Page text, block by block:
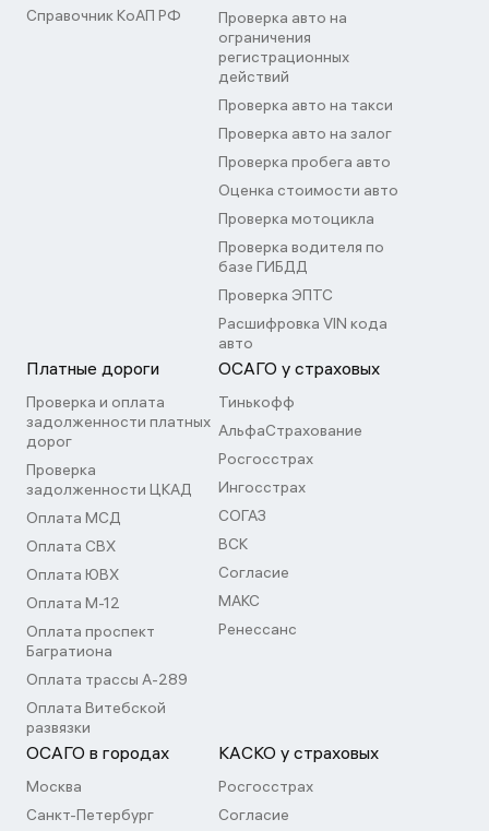
Справочник КоАП РФ
Проверка авто на
ограничения
регистрационных
действий
Проверка авто на такси
Проверка авто на залог
Проверка пробега авто
Оценка стоимости авто
Проверка мотоцикла
Проверка водителя по
базе ГИБДД
Проверка ЭПТС
Расшифровка VIN кода
авто
Платные дороги
Проверка и оплата
задолженности платных
дорог
Проверка
задолженности ЦКАД
Оплата МСД
Оплата СВХ
Оплата ЮВХ
Оплата М-12
Оплата проспект
Багратиона
Оплата трассы А-289
Оплата Витебской
развязки
ОСАГО у страховых
Тинькофф
АльфаСтрахование
Росгосстрах
Ингосстрах
СОГАЗ
ВСК
Согласие
МАКС
Ренессанс
ОСАГО в городах
Москва
Санкт-Петербург
КАСКО у страховых
Росгосстрах
Согласие